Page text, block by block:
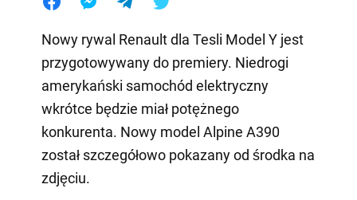
Nowy rywal Renault dla Tesli Model Y jest
przygotowywany do premiery. Niedrogi
amerykański samochód elektryczny
wkrótce będzie miał potężnego
konkurenta. Nowy model Alpine A390
został szczegółowo pokazany od środka na
zdjęciu.